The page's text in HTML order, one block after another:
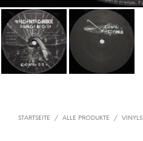
STARTSEITE / ALLE PRODUKTE / VINYLS